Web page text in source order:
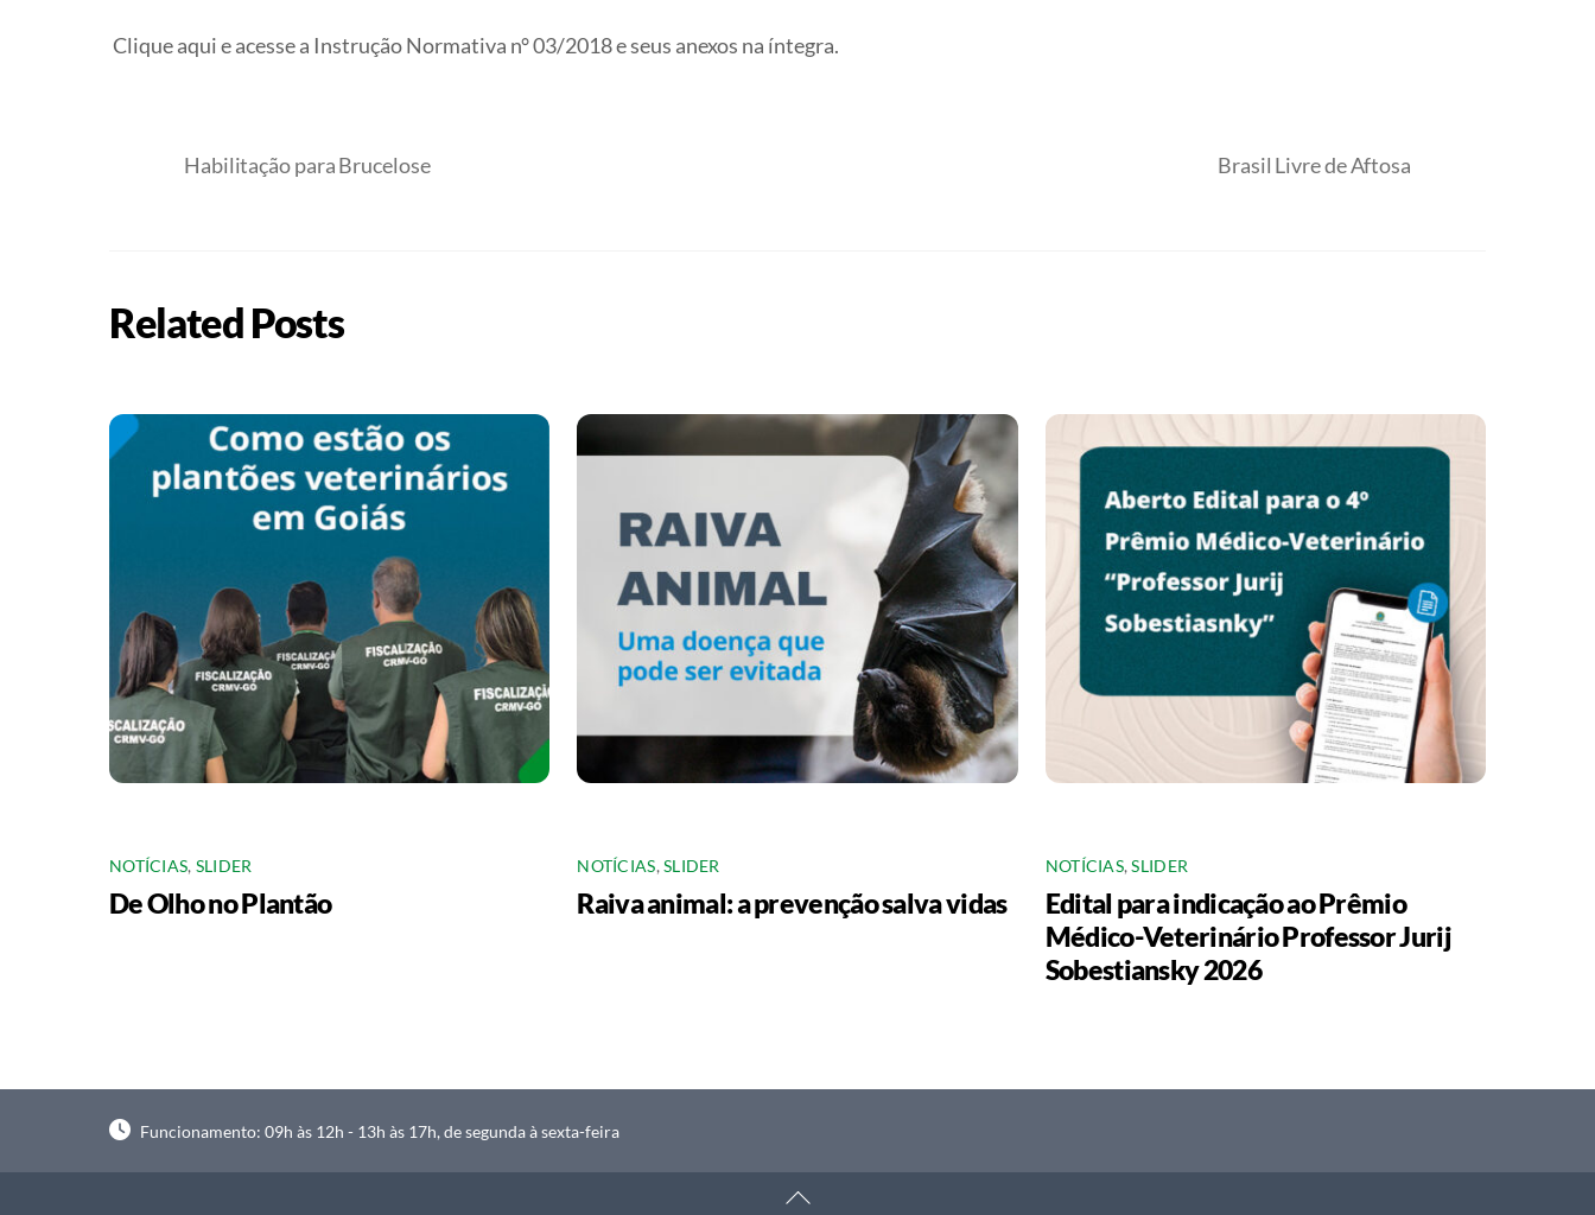
Clique aqui e acesse a Instrução Normativa n° 03/2018 e seus anexos na íntegra.
Habilitação para Brucelose Brasil Livre de Aftosa
Related Posts
NOTÍCIAS, SLIDER
De Olho no Plantão
NOTÍCIAS,SLIDER
Raiva animal: a prevenção salva vidas
NOTÍCIAS,SLIDER
Edital para indicação ao Prêmio
Médico-Veterinário Professor Jurij
Sobestiansky 2026
Funcionamento: 09h às 12h - 13h às 17h, de segunda à sexta-feira
Back